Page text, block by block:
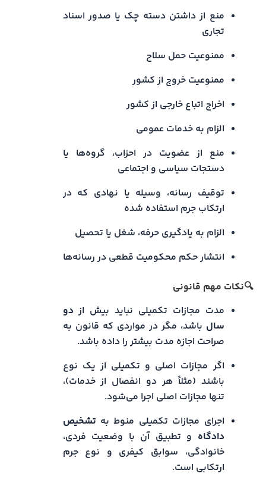
منع از داشتن دسته چک یا صدور اسناد
تجاری
ممنوعیت حمل سلاح
ممنوعیت خروج از کشور
اخراج اتباع خارجی از کشور
الزام به خدمات عمومی
منع از عضویت در احزاب، گروه‌ها یا
دستجات سیاسی و اجتماعی
توقیف رسانه، وسیله یا نهادی که در
ارتکاب جرم استفاده شده
الزام به یادگیری حرفه، شغل یا تحصیل
انتشار حکم محکومیت قطعی در رسانه‌ها
🔍نکات مهم قانونی
مدت مجازات تکمیلی نباید بیش ازدو
سال باشد، مگر در مواردی که قانون به
صراحت اجازه مدت بیشتر را داده باشد.
اگر مجازات اصلی و تکمیلی از یک نوع
باشند (مثلاً هر دو انفصال از خدمات)،
تنها مجازات اصلی اجرا می‌شود.
اجرای مجازات تکمیلی منوط به تشخیص
دادگاه و تطبیق آن با وضعیت فردی،
خانوادگی، سوابق کیفری و نوع جرم
ارتکابی است.